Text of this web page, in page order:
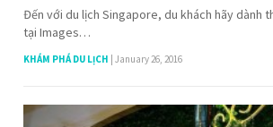
Đến với du lịch Singapore, du khách hãy dành
tại Images…
KHÁM PHÁ DU LỊCH January 26, 2016